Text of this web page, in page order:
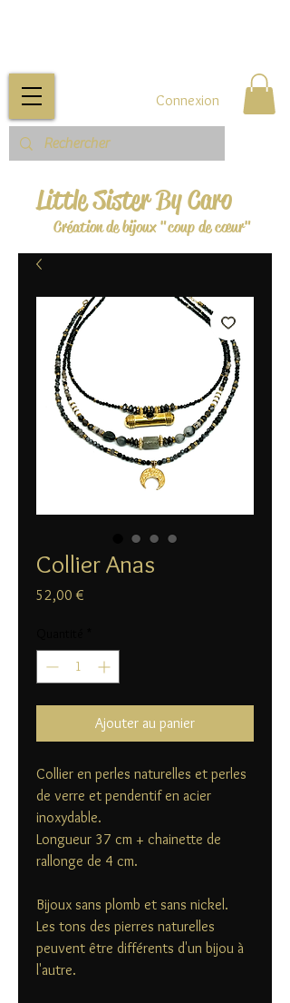
Little Sister By Caro
Création de bijoux "coup de cœur"
Connexion
Collier Anas
52,00 €
Ajouter au panier
Collier en perles naturelles et perles
de verre et pendentif en acier
inoxydable.
Longueur 37 cm + chainette de
rallonge de 4 cm.
Bijoux sans plomb et sans nickel.
Les tons des pierres naturelles
peuvent être différents d'un bijou à
l'autre.